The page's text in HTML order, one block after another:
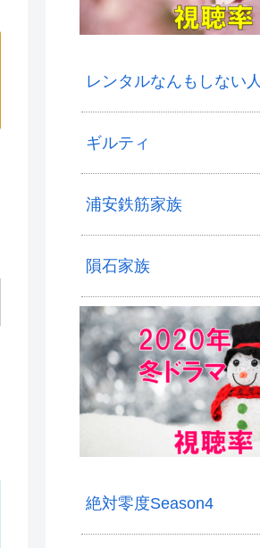
レンタルなんもしない人
ギルティ
浦安鉄筋家族
隕石家族
絶対零度Season4